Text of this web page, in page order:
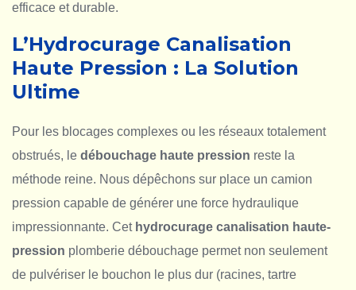
efficace et durable.
L’Hydrocurage Canalisation
Haute Pression : La Solution
Ultime
Pour les blocages complexes ou les réseaux totalement
obstrués, le débouchage haute pression reste la
méthode reine. Nous dépêchons sur place un camion
pression capable de générer une force hydraulique
impressionnante. Cet hydrocurage canalisation haute-
pression plomberie débouchage permet non seulement
de pulvériser le bouchon le plus dur (racines, tartre